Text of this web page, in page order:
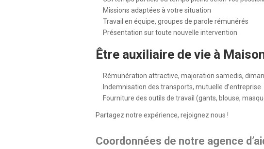
Missions adaptées à votre situation
Travail en équipe, groupes de parole rémunérés
Présentation sur toute nouvelle intervention
Être auxiliaire de vie à
Rémunération attractive, majoration samedis,
Indemnisation des transports, mutuelle d’entreprise
Fourniture des outils de travail (gants, blouse,
Partagez notre expérience, rejoignez nous !
Coordonnées de notre agence